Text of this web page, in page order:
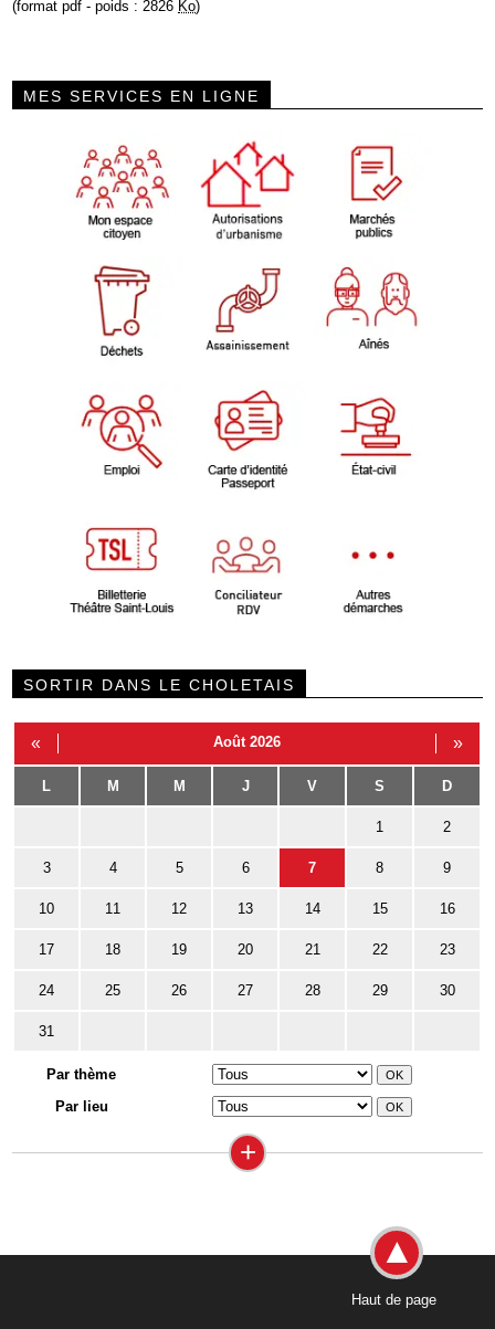
(format pdf - poids : 2826 Ko)
MES SERVICES EN LIGNE
SORTIR DANS LE CHOLETAIS
« Août 2026 »
L M M J V S D
1 2
3 4 5 6 7 8 9
10 11 12 13 14 15 16
17 18 19 20 21 22 23
24 25 26 27 28 29 30
31
Par thème
Par lieu
+
Haut de page